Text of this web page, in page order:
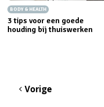
BODY & HEALTH
3 tips voor een goede
houding bij thuiswerken
Vorige